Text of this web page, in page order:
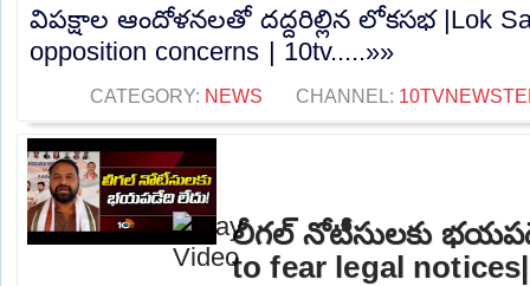
విపక్షాల ఆందోళనలతో దద్దరిల్లిన లోకసభ |Lok
opposition concerns | 10tv.....»»
CATEGORY: NEWS CHANNEL:
లీగల్ నోటీసులకు
to fear legal